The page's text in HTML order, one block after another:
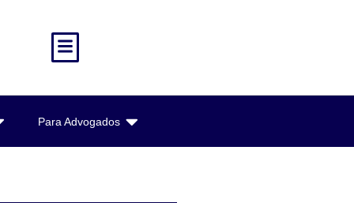
Para Advogados